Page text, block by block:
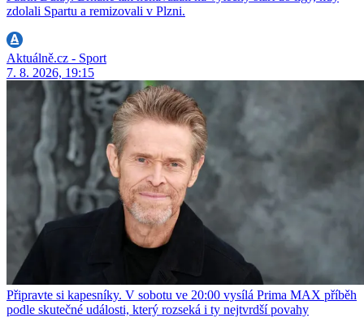
zdolali Spartu a remizovali v Plzni.
Aktuálně.cz - Sport
7. 8. 2026, 19:15
Připravte si kapesníky. V sobotu ve 20:00 vysílá Prima MAX příběh
podle skutečné události, který rozseká i ty nejtvrdší povahy